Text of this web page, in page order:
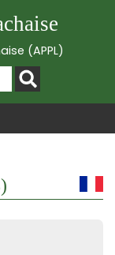
(APPL)